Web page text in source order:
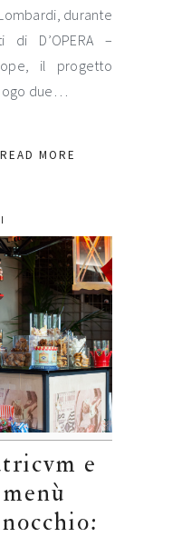
durante
di D’OPERA –
il progetto
due…
READ MORE
e